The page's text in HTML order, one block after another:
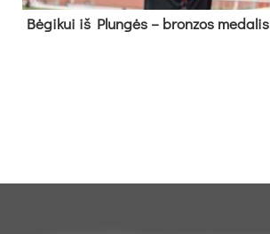
Bė­gi­kui iš Plun­gės – bron­zos me­da­lis